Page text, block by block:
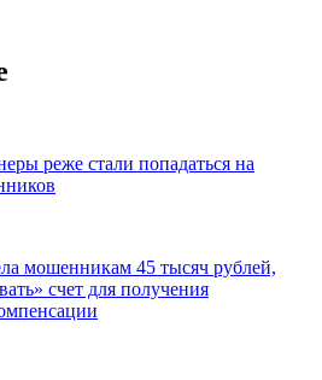
реже стали попадаться на
мошенникам 45 тысяч рублей,
счет для получения